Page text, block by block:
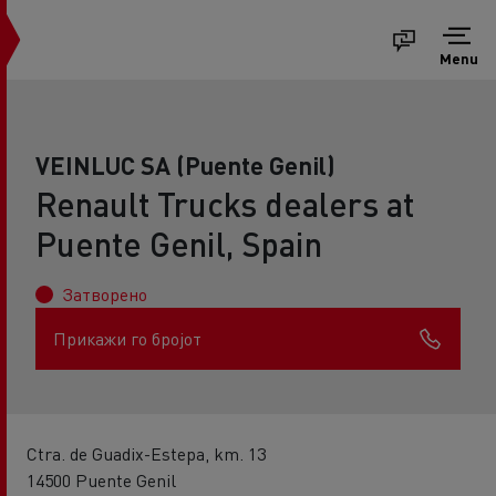
Menu
VEINLUC SA (Puente Genil)
Renault Trucks dealers at
Puente Genil, Spain
Затворено
Прикажи го бројот
Ctra. de Guadix-Estepa, km. 13
14500 Puente Genil